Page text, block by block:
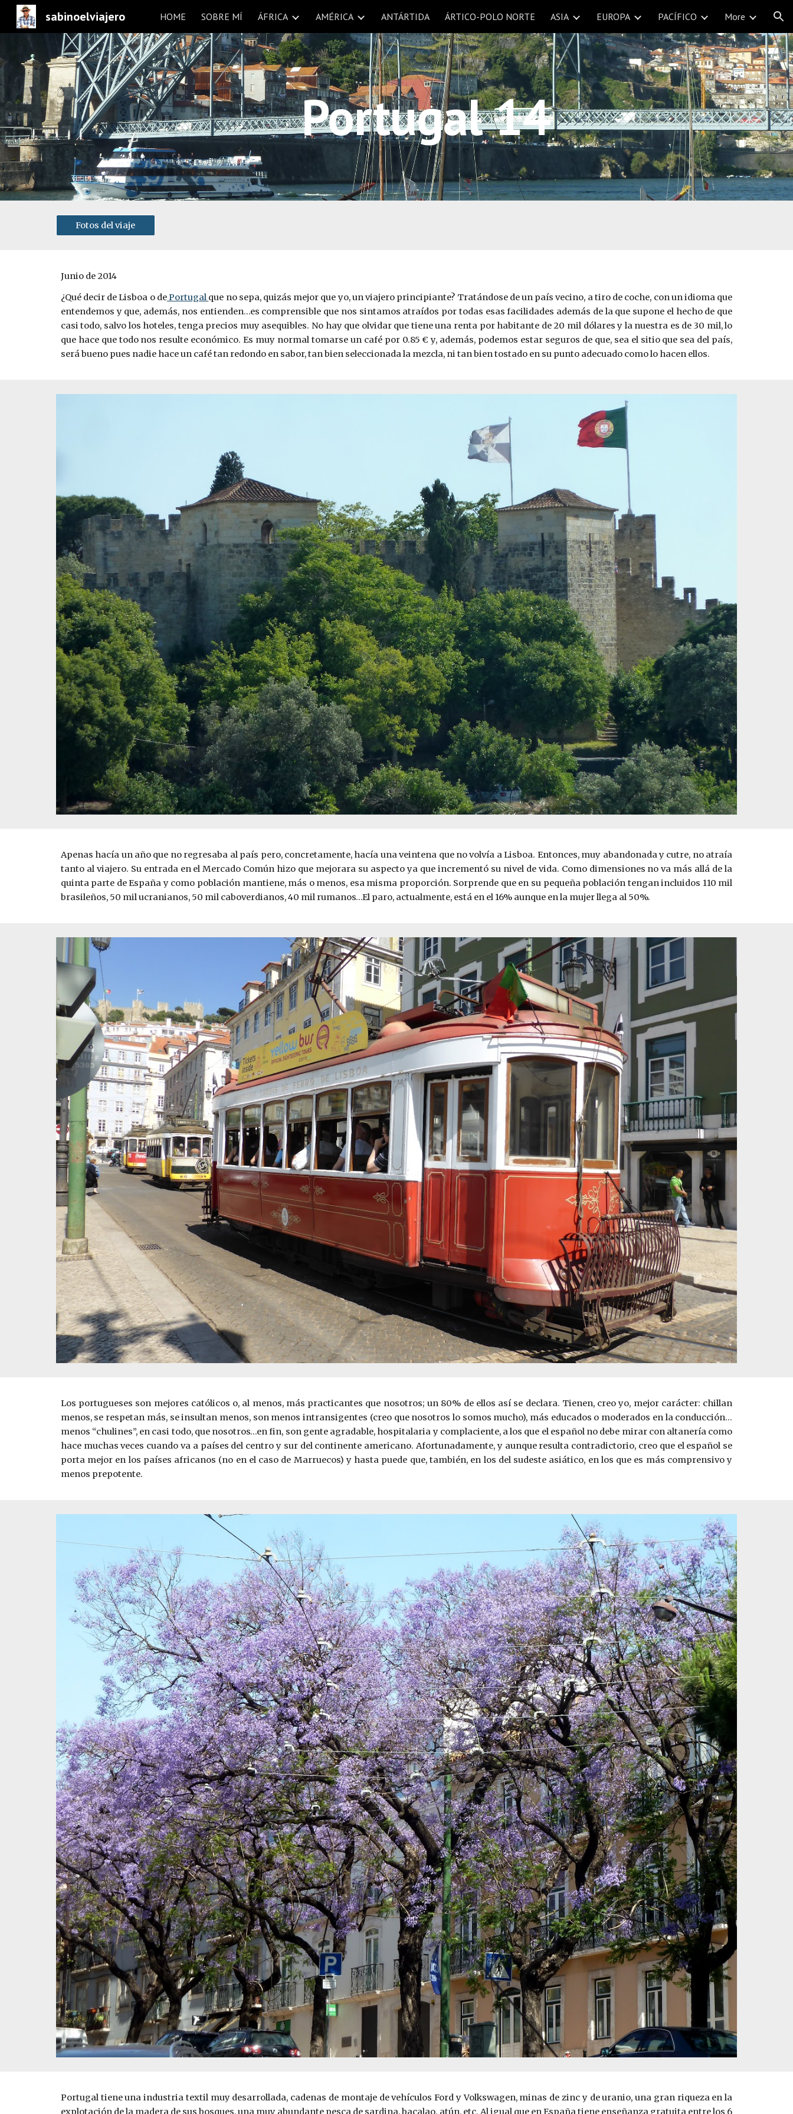
Skip to main content Skip to navigation
sabinoelviajero HOME SOBRE MÍ ÁFRICA AMÉRICA ANTÁRTIDA ÁRTICO-POLO NORTE ASIA EUROPA PACÍFICO More
Portugal 14
Fotos del viaje
Junio de 2014
¿Qué decir de Lisboa o dePortugal que no sepa, quizás mejor que yo, un viajero principiante? Tratándose de un país vecino, a tiro de coche, con un idioma que
entendemos y que, además, nos entienden…es comprensible que nos sintamos atraídos por todas esas facilidades además de la que supone el hecho de que
casi todo, salvo los hoteles, tenga precios muy asequibles. No hay que olvidar que tiene una renta por habitante de 20 mil dólares y la nuestra es de 30 mil, lo
que hace que todo nos resulte económico. Es muy normal tomarse un café por 0.85 € y, además, podemos estar seguros de que, sea el sitio que sea del país,
será bueno pues nadie hace un café tan redondo en sabor, tan bien seleccionada la mezcla, ni tan bien tostado en su punto adecuado como lo hacen ellos.
Apenas hacía un año que no regresaba al país pero, concretamente, hacía una veintena que no volvía a Lisboa. Entonces, muy abandonada y cutre, no atraía
tanto al viajero. Su entrada en el Mercado Común hizo que mejorara su aspecto ya que incrementó su nivel de vida. Como dimensiones no va más allá de la
quinta parte de España y como población mantiene, más o menos, esa misma proporción. Sorprende que en su pequeña población tengan incluidos 110 mil
brasileños, 50 mil ucranianos, 50 mil caboverdianos, 40 mil rumanos…El paro, actualmente, está en el 16% aunque en la mujer llega al 50%.
Los portugueses son mejores católicos o, al menos, más practicantes que nosotros; un 80% de ellos así se declara. Tienen, creo yo, mejor carácter: chillan
menos, se respetan más, se insultan menos, son menos intransigentes (creo que nosotros lo somos mucho), más educados o moderados en la conducción…
menos “chulines”, en casi todo, que nosotros…en fin, son gente agradable, hospitalaria y complaciente, a los que el español no debe mirar con altanería como
hace muchas veces cuando va a países del centro y sur del continente americano. Afortunadamente, y aunque resulta contradictorio, creo que el español se
porta mejor en los países africanos (no en el caso de Marruecos) y hasta puede que, también, en los del sudeste asiático, en los que es más comprensivo y
menos prepotente.
Portugal tiene una industria textil muy desarrollada, cadenas de montaje de vehículos Ford y Volkswagen, minas de zinc y de uranio, una gran riqueza en la
explotación de la madera de sus bosques, una muy abundante pesca de sardina, bacalao, atún, etc. Al igual que en España tiene enseñanza gratuita entre los 6